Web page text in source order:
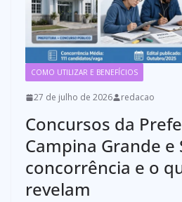
COMO UTILIZAR E BENEFÍCIOS
27 de julho de 2026 redacao
Concursos da
Campina Grande e
concorrência e o
revelam